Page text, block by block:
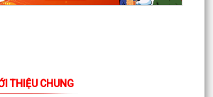
THIỆU CHUNG